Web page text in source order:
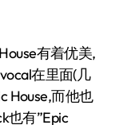
有着优美,
在里面(几
House,而他也
也有”Epic